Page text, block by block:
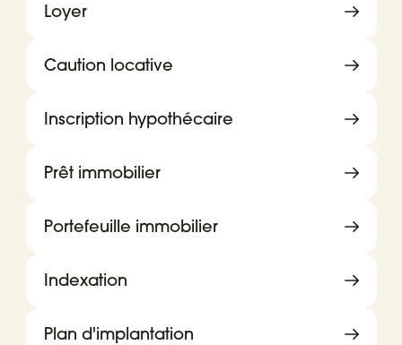
Loyer
Caution locative
Inscription hypothécaire
Prêt immobilier
Portefeuille immobilier
Indexation
Plan d'implantation